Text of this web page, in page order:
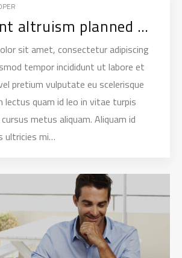
Significant altruism planned giving
sit amet, consectetur adipiscing
tempor incididunt ut labore et
pretium vulputate eu scelerisque
lectus quam id leo in vitae turpis
metus aliquam. Aliquam id
ultricies mi…